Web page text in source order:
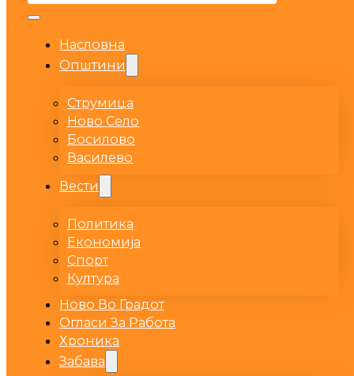
Насловна
Општини
Струмица
Ново Село
Босилово
Василево
Вести
Политика
Економија
Спорт
Култура
Ново Во Градот
Огласи За Работа
Хроника
Забава